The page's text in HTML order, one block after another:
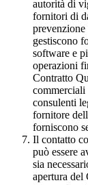
autorità di
fornitori di
gestiscono
software e
operazioni
Contratto
commerciali
consulenti
fornitore
forniscono
Il contatto
può essere
sia
apertura del